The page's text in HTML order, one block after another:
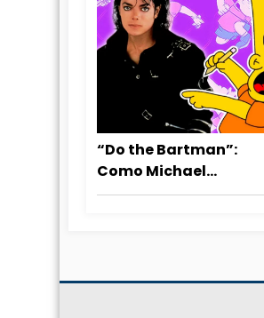
“Do the Bartman”:
Como Michael
Jackson transformou